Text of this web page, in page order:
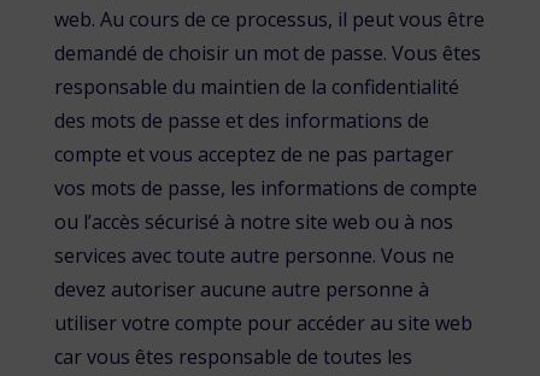
web. Au cours de ce processus, il peut vous être
demandé de choisir un mot de passe. Vous êtes
responsable du maintien de la confidentialité
des mots de passe et des informations de
compte et vous acceptez de ne pas partager
vos mots de passe, les informations de compte
ou l’accès sécurisé à notre site web ou à nos
services avec toute autre personne. Vous ne
devez autoriser aucune autre personne à
utiliser votre compte pour accéder au site web
car vous êtes responsable de toutes les